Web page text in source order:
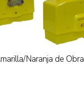
Naranja de Obra